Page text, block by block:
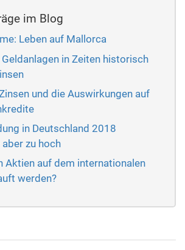
im Blog
Leben auf Mallorca
in Zeiten historisch
und die Auswirkungen auf
in Deutschland 2018
zu hoch
Aktien auf dem internationalen
werden?